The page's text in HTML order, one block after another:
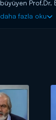
büyüyen Prof.Dr.
Sarıkamış’ta
daha fazla oku